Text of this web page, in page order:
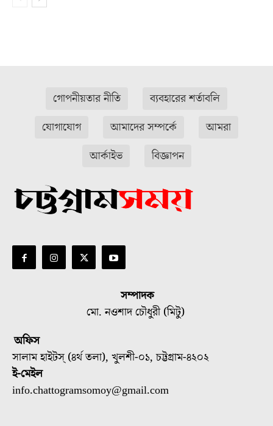
গোপনীয়তার নীতি
ব্যবহারের শর্তাবলি
যোগাযোগ
আমাদের সম্পর্কে
আমরা
আর্কাইভ
বিজ্ঞাপন
সম্পাদক
মো. নওশাদ চৌধুরী (মিটু)
অফিস
সালাম হাইটস্ (৪র্থ তলা), খুলশী-০১, চট্টগ্রাম-৪২০২
ই-মেইল
info.chattogramsomoy@gmail.com